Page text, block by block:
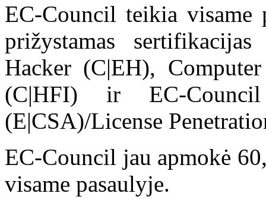
EC-Council teikia visame
prižystamas
Hacker (C|EH),
(C|HFI) ir EC-
(E|CSA)/License
EC-Council jau apmokė
visame pasaulyje.